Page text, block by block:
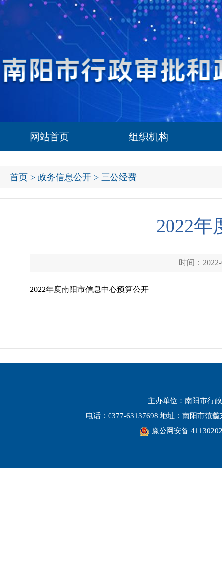
网站首页 组织机构
首页 > 政务信息公开 > 三公经费
2022年
时间：
2022年度南阳市信息中心预算公开
主办单位：南阳市行
电话：0377-63137698 地址：南阳市范
豫公网安备